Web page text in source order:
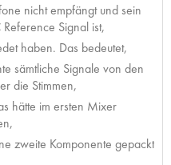
nicht empfängt und sein
Signal ist,
haben. Das bedeutet,
sämtliche Signale von den
die Stimmen,
hätte im ersten Mixer
zweite Komponente gepackt